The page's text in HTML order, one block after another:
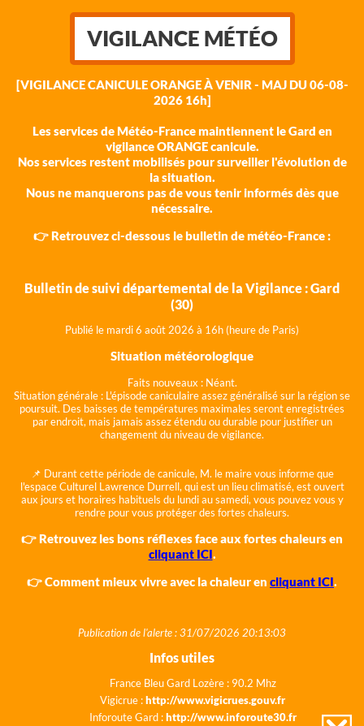
VIGILANCE MÉTÉO
[VIGILANCE CANICULE ORANGE À VENIR - MAJ DU 06-08-
2026 16h]
Les services de Météo-France maintiennent le Gard en
vigilance ORANGE canicule.
Nos services restent mobilisés pour surveiller l'évolution de
la situation.
Nous ne manquerons pas de vous tenir informés dès que
nécessaire.
👉 Retrouvez ci-dessous le bulletin de météo-France :
Bulletin de suivi départemental de la Vigilance : Gard
(30)
Publié le mardi 6 août 2026 à 16h (heure de Paris)
Situation météorologique
Faits nouveaux : Néant.
Situation générale : L'épisode caniculaire assez généralisé sur la région se
poursuit. Des baisses de températures maximales seront enregistrées
par endroit, mais jamais assez étendu ou durable pour justifier un
changement du niveau de vigilance.
📌 Durant cette période de canicule, M. le maire vous informe que
l'espace Culturel Lawrence Durrell, qui est un lieu climatisé, est ouvert
aux jours et horaires habituels du lundi au samedi, vous pouvez vous y
rendre pour vous protéger des fortes chaleurs.
👉 Retrouvez les bons réflexes face aux fortes chaleurs en
cliquant ICI.
👉 Comment mieux vivre avec la chaleur en cliquant ICI.
Publication de l'alerte : 31/07/2026 20:13:03
Infos utiles
France Bleu Gard Lozère : 90.2 Mhz
Vigicrue :http://www.vigicrues.gouv.fr
Inforoute Gard :http://www.inforoute30.fr